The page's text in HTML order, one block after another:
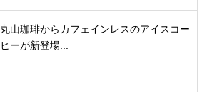
丸山珈琲からカフェインレスのアイスコー
ヒーが新登場...